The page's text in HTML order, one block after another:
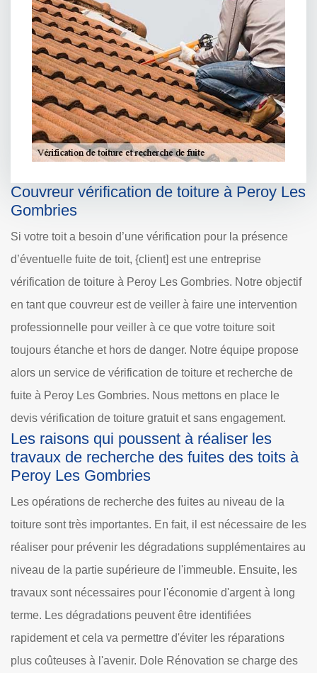
Couvreur vérification de toiture à Peroy Les
Gombries
Si votre toit a besoin d’une vérification pour la présence
d’éventuelle fuite de toit, {client] est une entreprise
vérification de toiture à Peroy Les Gombries. Notre objectif
en tant que couvreur est de veiller à faire une intervention
professionnelle pour veiller à ce que votre toiture soit
toujours étanche et hors de danger. Notre équipe propose
alors un service de vérification de toiture et recherche de
fuite à Peroy Les Gombries. Nous mettons en place le
devis vérification de toiture gratuit et sans engagement.
Les raisons qui poussent à réaliser les
travaux de recherche des fuites des toits à
Peroy Les Gombries
Les opérations de recherche des fuites au niveau de la
toiture sont très importantes. En fait, il est nécessaire de les
réaliser pour prévenir les dégradations supplémentaires au
niveau de la partie supérieure de l'immeuble. Ensuite, les
travaux sont nécessaires pour l'économie d'argent à long
terme. Les dégradations peuvent être identifiées
rapidement et cela va permettre d'éviter les réparations
plus coûteuses à l'avenir. Dole Rénovation se charge des